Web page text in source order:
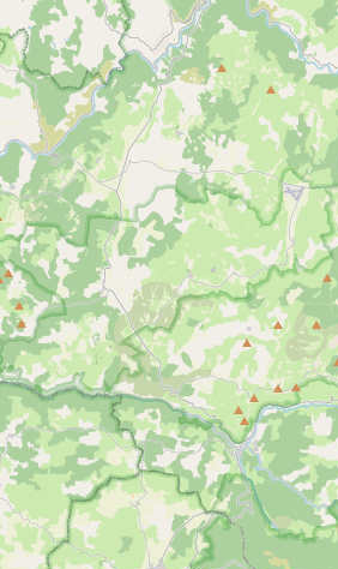
savoir plus